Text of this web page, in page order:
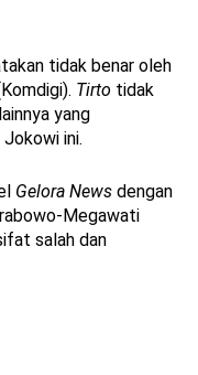
tidak benar oleh
Tirto tidak
yang
ini.
Gelora News dengan
Megawati
salah dan